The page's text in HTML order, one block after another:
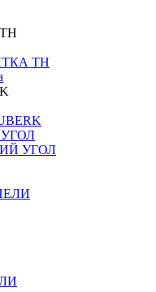
ТН
УГОЛ